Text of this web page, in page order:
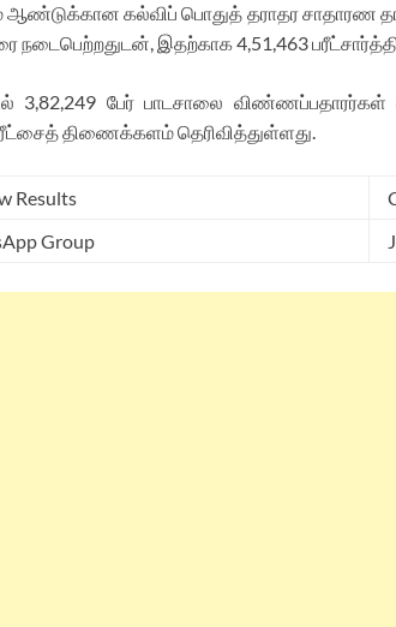
கல்விப் பொதுத் தராதர சாதாரண
நடைபெற்றதுடன், இதற்காக 4,51,463
3,82,249 பேர் பாடசாலை
திணைக்களம் தெரிவித்துள்ளது.
Results
Group